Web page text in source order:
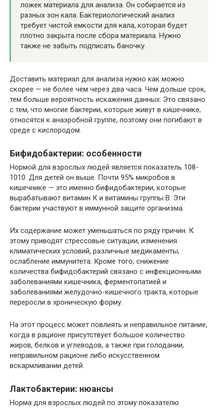
ложек материала для анализа. Он собирается из
разных зон кала. Бактериологический анализ
требует чистой емкости для кала, которая будет
плотно закрыта после сбора материала. Нужно
также не забыть подписать баночку.
Доставить материал для анализа нужно как можно
скорее — не более чем через два часа. Чем дольше срок,
тем больше вероятность искажения данных. Это связано
с тем, что многие бактерии, которые живут в кишечнике,
относятся к анаэробной группе, поэтому они погибают в
среде с кислородом.
Бифидобактерии: особенности
Нормой для взрослых людей является показатель 108-
1010. Для детей он выше. Почти 95% микробов в
кишечнике — это именно бифидобактерии, которые
вырабатывают витамин К и витамины группы В. Эти
бактерии участвуют в иммунной защите организма.
Их содержание может уменьшаться по ряду причин. К
этому приводят стрессовые ситуации, изменения
климатических условий, различные медикаменты,
ослабление иммунитета. Кроме того, снижение
количества бифидобактерий связано с инфекционными
заболеваниями кишечника, ферментопатией и
заболеваниями желудочно-кишечного тракта, которые
переросли в хроническую форму.
На этот процесс может повлиять и неправильное питание,
когда в рационе присутствует большое количество
жиров, белков и углеводов, а также при голодании,
неправильном рационе либо искусственном
вскармливании детей.
Лактобактерии: нюансы
Норма для взрослых людей по этому показателю